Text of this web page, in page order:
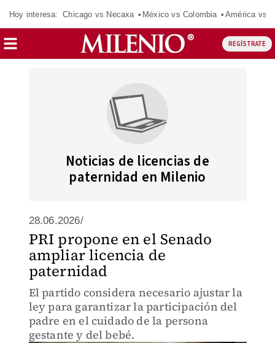
Hoy interesa: Chicago vs Necaxa México vs Colombia América vs
REGÍSTRATE
Noticias de licencias de
paternidad en Milenio
28.06.2026/
PRI propone en el Senado
ampliar licencia de
paternidad
El partido considera necesario ajustar la
ley para garantizar la participación del
padre en el cuidado de la persona
gestante y del bebé.